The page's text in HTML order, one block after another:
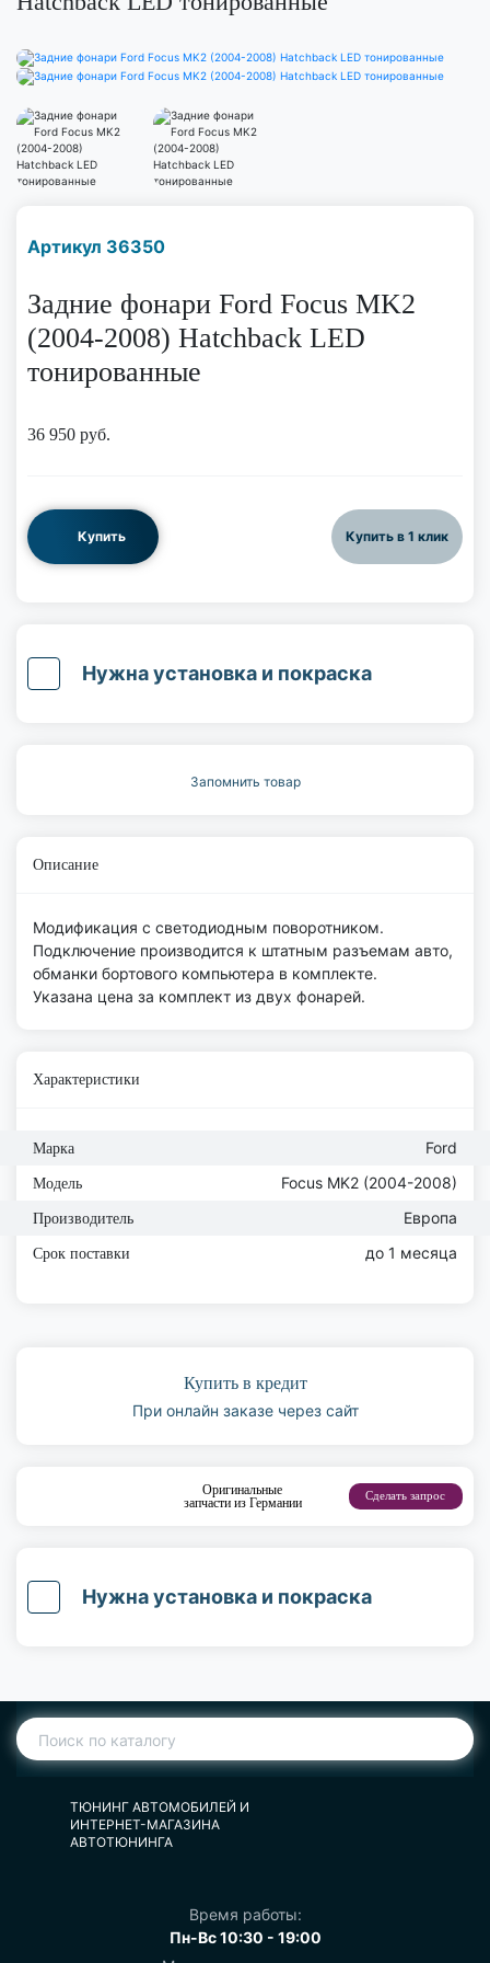
Артикул 36350
Задние фонари Ford Focus MK2
(2004-2008) Hatchback LED
тонированные
36 950 руб.
Купить Купить в 1 клик
Нужна установка и покраска
Запомнить товар
Описание
Модификация с светодиодным поворотником.
Подключение производится к штатным разъемам авто,
обманки бортового компьютера в комплекте.
Указана цена за комплект из двух фонарей.
Характеристики
Марка Ford
Модель Focus MK2 (2004-2008)
Производитель Европа
Срок поставки до 1 месяца
Купить в кредит
При онлайн заказе через сайт
Оригинальные
запчасти из Германии
Сделать запрос
Нужна установка и покраска
ТЮНИНГ АВТОМОБИЛЕЙ И
ИНТЕРНЕТ-МАГАЗИНА
АВТОТЮНИНГА
Время работы:
Пн-Вс 10:30 - 19:00